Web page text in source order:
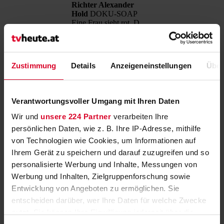
Zustimmung Details Anzeigeneinstellungen
Verantwortungsvoller Umgang mit Ihren Daten
Wir und unsere 224 Partner verarbeiten Ihre
persönlichen Daten, wie z. B. Ihre IP-Adresse, mithilfe
von Technologien wie Cookies, um Informationen auf
Ihrem Gerät zu speichern und darauf zuzugreifen und so
personalisierte Werbung und Inhalte, Messungen von
Werbung und Inhalten, Zielgruppenforschung sowie
Entwicklung von Angeboten zu ermöglichen. Sie
entscheiden darüber, wer Ihre Daten für welche Zwecke
SAT1
Doku
12:00
12:55
12:00
12:55
Richter Alexander
Hold DOKU-SOAP
Eine Frau sieht rot, D
D 2008
Hat Miriam Bacher
Nachbarn Stromstöße
versetzt, weil sie ihn
verdächtigt, sie mit
K.O.-Tropfen betäubt
und vergewaltigt zu
haben? Oder nimmt sie
nur die Tat auf sich, um
ihren bereits
vorbestraften Freund zu
decken?